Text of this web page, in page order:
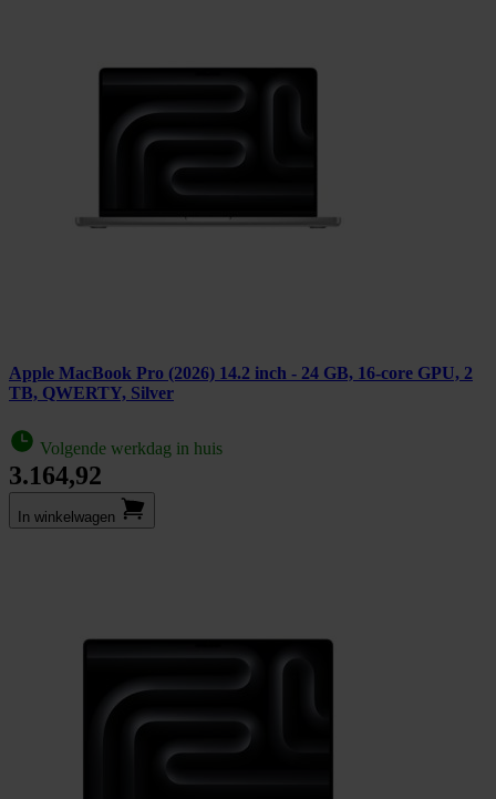
Apple MacBook Pro (2026) 14.2 inch - 24 GB, 16-core GPU, 2
TB, QWERTY, Silver
Volgende werkdag in huis
3.164,92
In winkel­wagen